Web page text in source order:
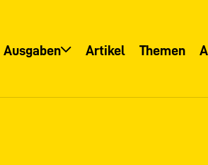
Ausgaben Artikel Themen